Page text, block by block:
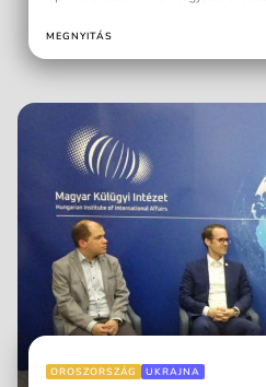
MEGNYITÁS
OROSZORSZÁG UKRAJNA